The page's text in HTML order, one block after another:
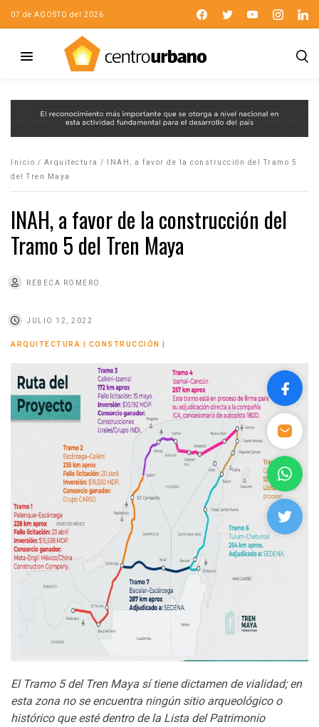
07 de AGOSTO del 2026
Inicio / Arquitectura /
INAH, a favor de la construcción del Tramo 5
del Tren Maya
INAH, a favor de la construcción del
Tramo 5 del Tren Maya
REBECA ROMERO
JULIO 12, 2022
ARQUITECTURA CONSTRUCCIÓN
El Tramo 5 del Tren Maya sí tiene dictamen de vialidad; en
esta zona no se encuentra ningún sitio arqueológico o
histórico que esté dentro de la Lista del Patrimonio